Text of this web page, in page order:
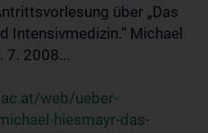
über „Das
Intensivmedizin.“ Michael
7. 2008...
web/ueber-
hiesmayr-das-